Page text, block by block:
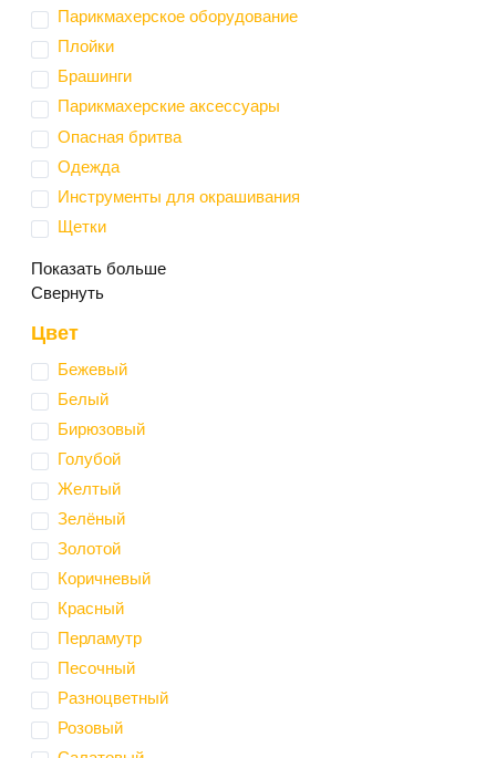
Парикмахерское оборудование
Плойки
Брашинги
Парикмахерские аксессуары
Опасная бритва
Одежда
Инструменты для окрашивания
Щетки
Показать больше
Свернуть
Цвет
Бежевый
Белый
Бирюзовый
Голубой
Желтый
Зелёный
Золотой
Коричневый
Красный
Перламутр
Песочный
Разноцветный
Розовый